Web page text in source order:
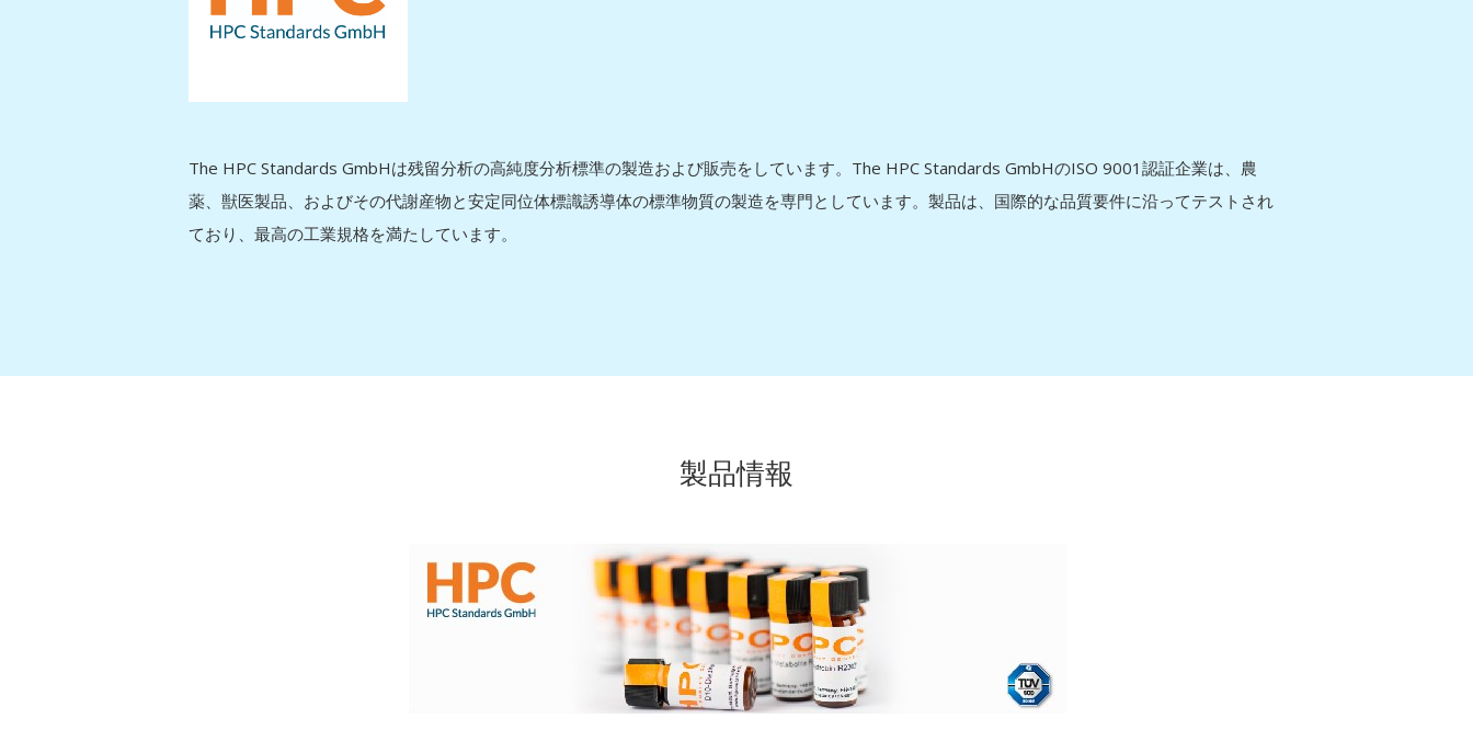
The HPC Standards GmbHは残留分析の高純度分析標準の製造および販売をしています。The HPC Standards GmbHのISO 9001認証企業は、農
薬、獣医製品、およびその代謝産物と安定同位体標識誘導体の標準物質の製造を専門としています。製品は、国際的な品質要件に沿ってテストされ
ており、最高の工業規格を満たしています。
製品情報